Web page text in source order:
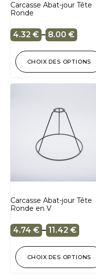
Carcasse Abat-jour Tête
Ronde
4.32 € – 8.00 €
CHOIX DES OPTIONS
Carcasse Abat-jour Tête
Ronde en V
4.74 € – 11.42 €
CHOIX DES OPTIONS